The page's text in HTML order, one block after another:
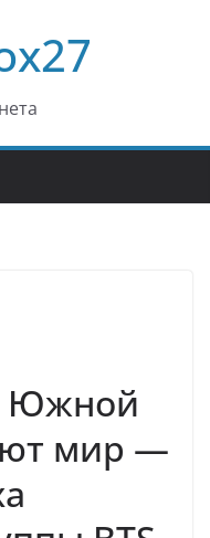
Южной
мир —